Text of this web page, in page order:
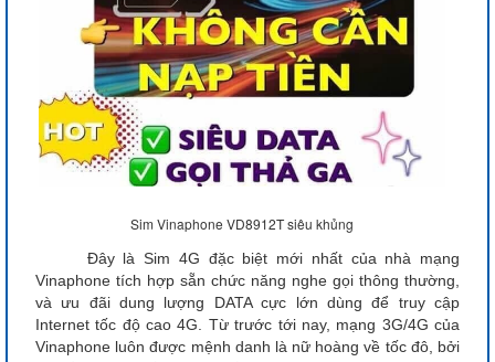
Sim Vinaphone VD8912T siêu khủng
Đây là Sim 4G đặc biệt mới nhất của nhà mạng
Vinaphone tích hợp sẵn chức năng nghe gọi thông thường,
và ưu đãi dung lượng DATA cực lớn dùng để truy cập
Internet tốc độ cao 4G. Từ trước tới nay, mạng 3G/4G của
Vinaphone luôn được mệnh danh là nữ hoàng về tốc đô, bởi